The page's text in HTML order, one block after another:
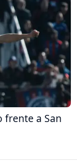
frente a San